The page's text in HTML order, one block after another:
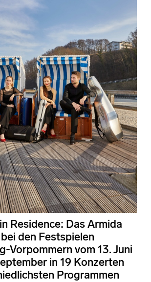
Residence: Das Armida
den Festspielen
Vorpommern vom 13. Juni
in 19 Konzerten
Programmen